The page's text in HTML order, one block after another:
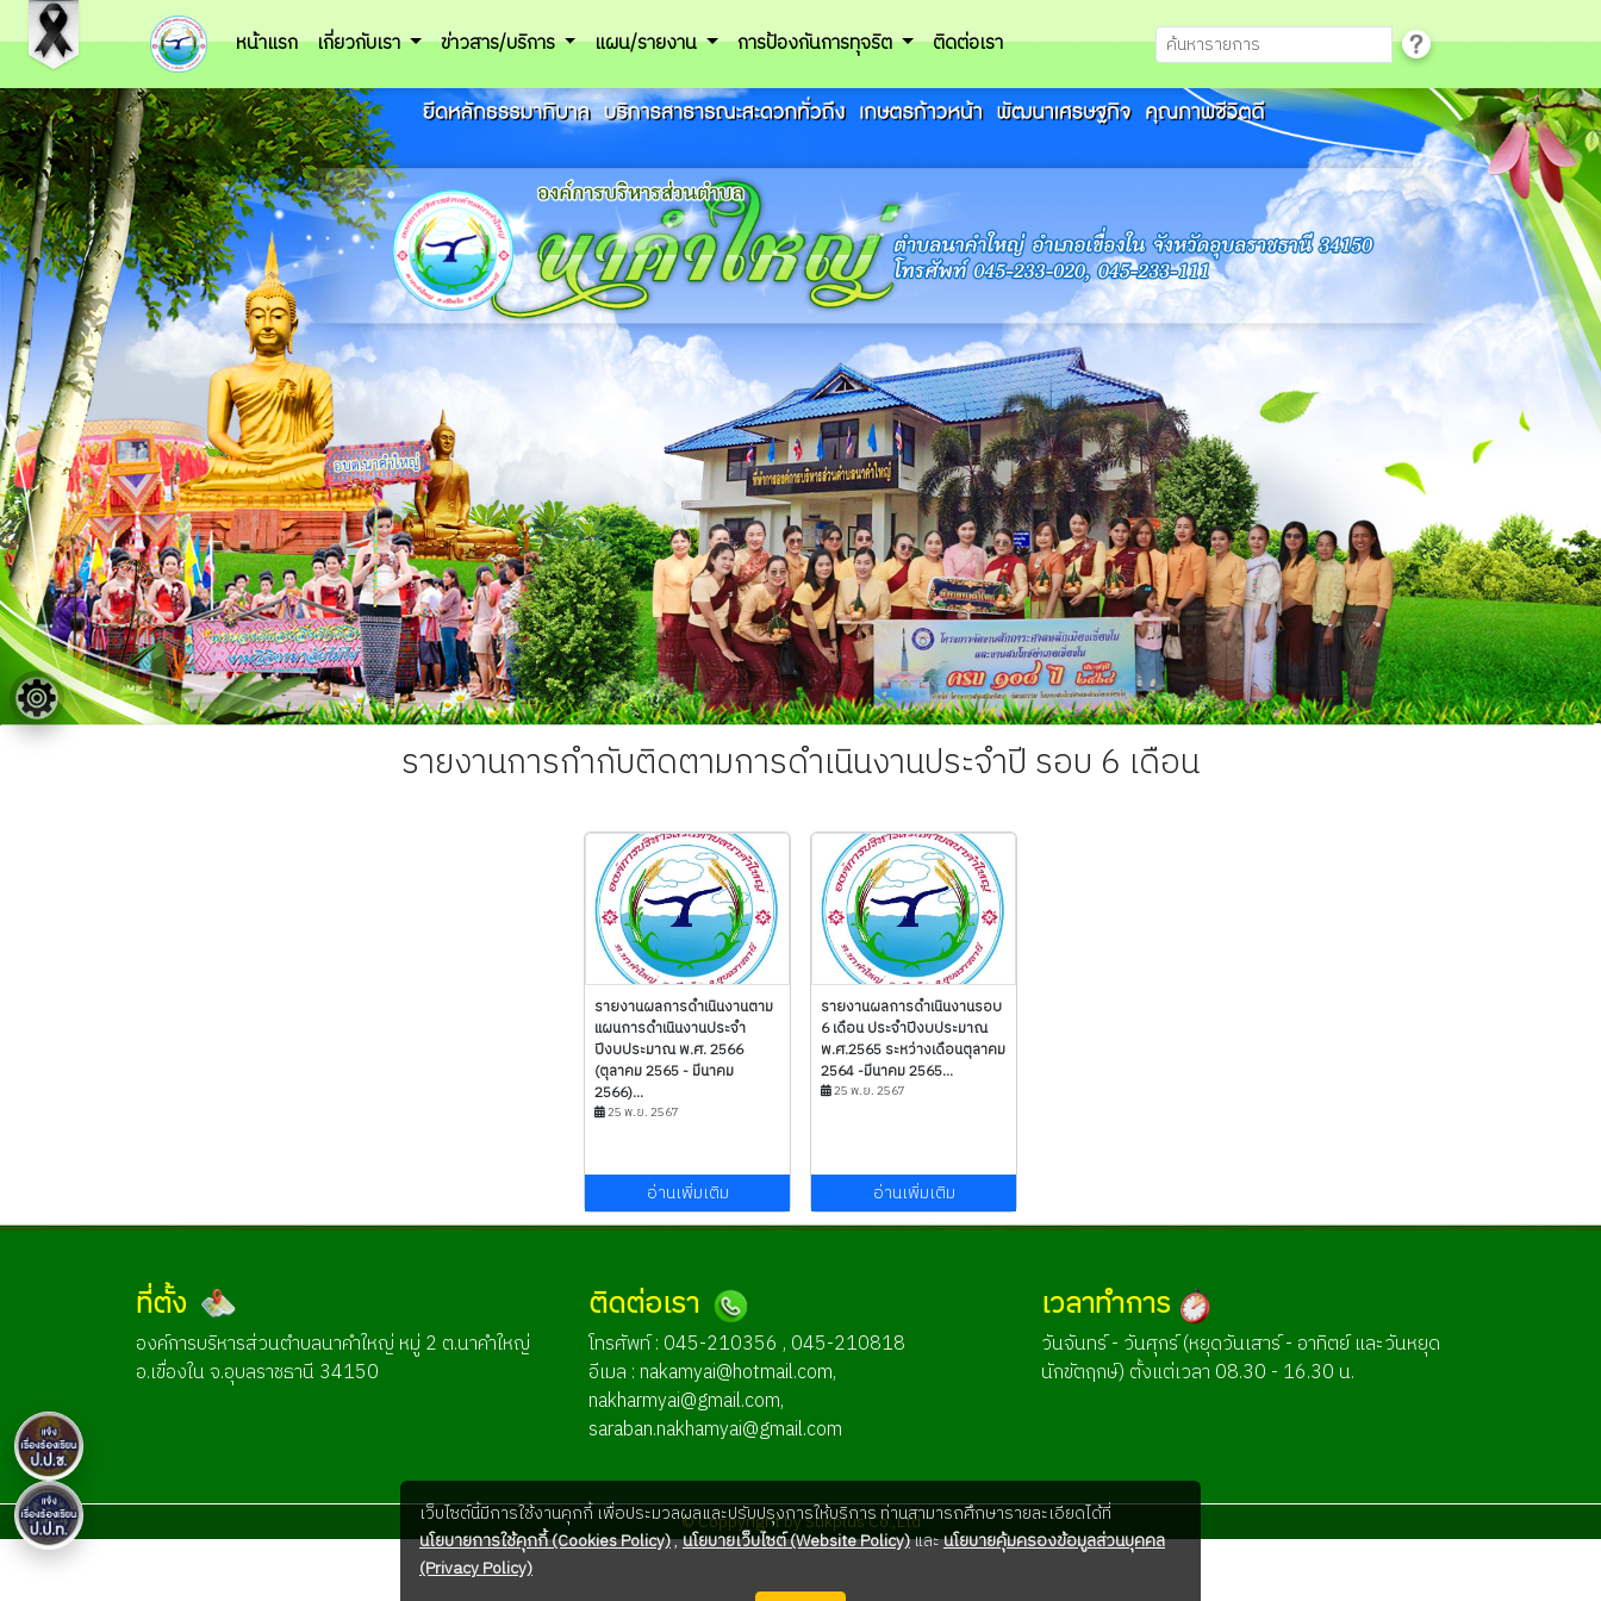
หน้าแรก เกี่ยวกับเรา ข่าวสาร/บริการ แผน/รายงาน การป้องกันการทุจริต ติดต่อเรา
รายงานการกำกับติดตามการดำเนินงานประจำปี รอบ 6 เดือน
รายงานผลการดำเนินงานตาม
แผนการดำเนินงานประจำ
ปีงบประมาณ พ.ศ. 2566
(ตุลาคม 2565 - มีนาคม
2566)...
25 พ.ย. 2567
อ่านเพิ่มเติม
รายงานผลการดำเนินงานรอบ
6 เดือน ประจำปีงบประมาณ
พ.ศ.2565 ระหว่างเดือนตุลาคม
2564 -มีนาคม 2565...
25 พ.ย. 2567
อ่านเพิ่มเติม
ที่ตั้ง
องค์การบริหารส่วนตำบลนาคำใหญ่ หมู่ 2 ต.นาคำใหญ่
อ.เขื่องใน จ.อุบลราชธานี 34150
ติดต่อเรา
โทรศัพท์ : 045-210356 , 045-210818
อีเมล : nakamyai@hotmail.com,
nakharmyai@gmail.com,
saraban.nakhamyai@gmail.com
เวลาทำการ
วันจันทร์ - วันศุกร์ (หยุดวันเสาร์ - อาทิตย์ และวันหยุด
นักขัตฤกษ์) ตั้งแต่เวลา 08.30 - 16.30 น.
© Coppyright by Sukplus Co.,Ltd
เว็บไซต์นี้มีการใช้งานคุกกี้ เพื่อประมวลผลและปรับปรุงการให้บริการ ท่านสามารถศึกษารายละเอียดได้ที่
นโยบายการใช้คุกกี้ (Cookies Policy),นโยบายเว็บไซต์ (Website Policy)และนโยบายคุ้มครองข้อมูลส่วนบุคคล
(Privacy Policy)